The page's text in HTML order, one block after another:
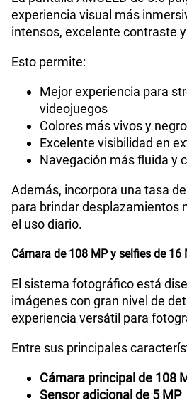
experiencia visual más
intensos, excelente contraste
Esto permite:
Mejor experiencia para
videojuegos
Colores más vivos y
Excelente visibilidad en
Navegación más fluida y
Además, incorpora una tasa
para brindar desplazamientos
el uso diario.
Cámara de 108 MP y selfies de 16
El sistema fotográfico está
imágenes con gran nivel de
experiencia versátil para
Entre sus principales
Cámara principal de 108
Sensor adicional de 5 MP